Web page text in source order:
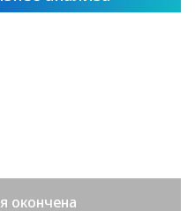
окончена